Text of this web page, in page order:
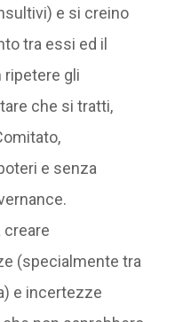
e si creino
tra essi ed il
ripetere gli
che si tratti,
e senza
creare
(specialmente tra
e incertezze